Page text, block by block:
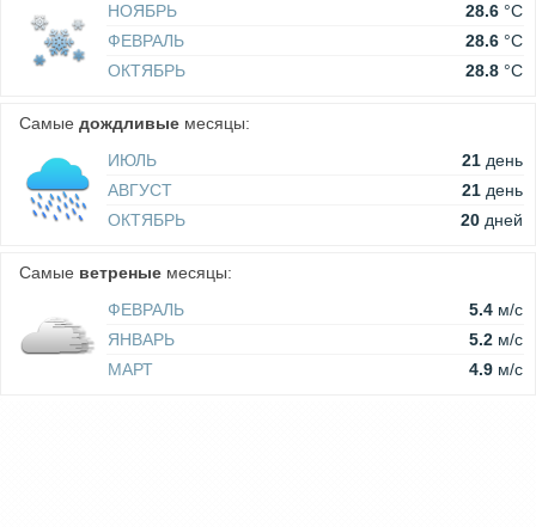
НОЯБРЬ
28.6 °C
ФЕВРАЛЬ
28.6 °C
ОКТЯБРЬ
28.8 °C
Самые дождливые месяцы:
ИЮЛЬ
21 день
АВГУСТ
21 день
ОКТЯБРЬ
20 дней
Самые ветреные месяцы:
ФЕВРАЛЬ
5.4 м/c
ЯНВАРЬ
5.2 м/c
МАРТ
4.9 м/c